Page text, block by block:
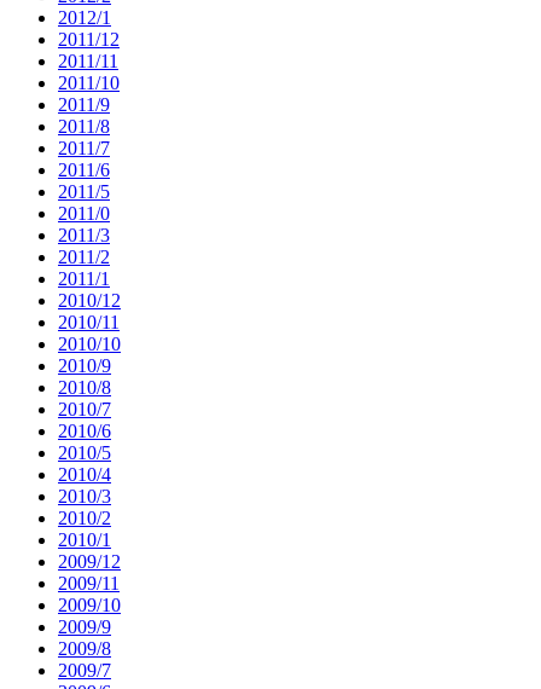
2012/1
2011/12
2011/11
2011/10
2011/9
2011/8
2011/7
2011/6
2011/5
2011/0
2011/3
2011/2
2011/1
2010/12
2010/11
2010/10
2010/9
2010/8
2010/7
2010/6
2010/5
2010/4
2010/3
2010/2
2010/1
2009/12
2009/11
2009/10
2009/9
2009/8
2009/7